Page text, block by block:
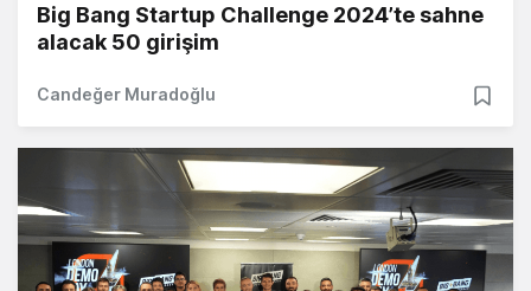
Big Bang Startup Challenge 2024’te sahne
alacak 50 girişim
Candeğer Muradoğlu